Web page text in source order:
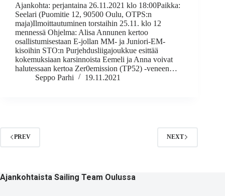
Ajankohta: perjantaina 26.11.2021 klo 18:00Paikka:
Seelari (Puomitie 12, 90500 Oulu, OTPS:n
maja)Ilmoittautuminen torstaihin 25.11. klo 12
mennessä Ohjelma: Alisa Annunen kertoo
osallistumisestaan E-jollan MM- ja Juniori-EM-
kisoihin STO:n Purjehdusliigajoukkue esittää
kokemuksiaan karsinnoista Eemeli ja Anna voivat
halutessaan kertoa Zer0emission (TP52) -veneen…
Seppo Parhi
19.11.2021
PREV NEXT
Ajankohtaista Sailing Team Oulussa